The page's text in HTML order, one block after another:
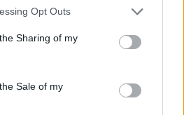
app uses one or more Google
usage behaviour. You may click to
and its third-party tags to
purposes in below Google
Opt Outs
Sharing of my
Sale of my
és csapatmunka,
éjszakai futás,
mindannak, amiről
amíg nem futottál.